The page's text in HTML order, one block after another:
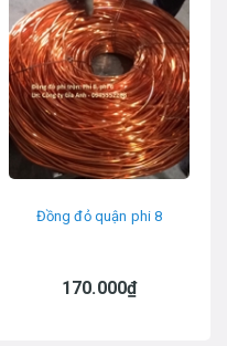
Đồng đỏ quận phi 8
170.000₫